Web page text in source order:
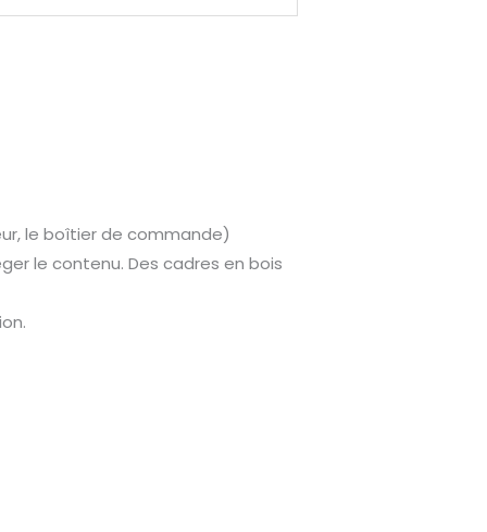
le boîtier de commande)
le contenu. Des cadres en bois